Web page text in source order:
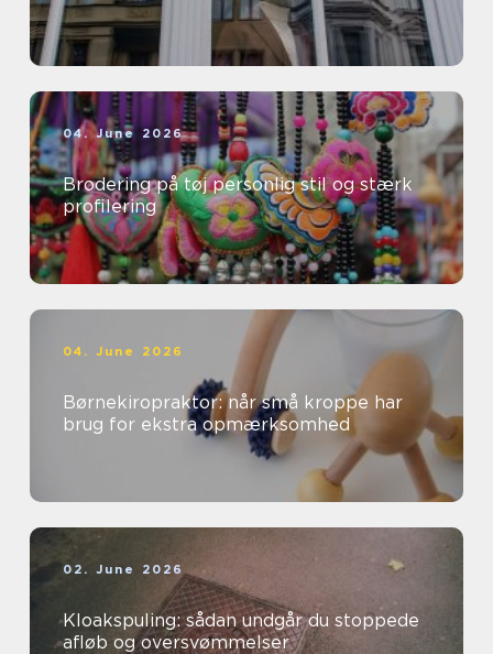
04. June 2026
Brodering på tøj personlig stil og stærk
profilering
04. June 2026
Børnekiropraktor: når små kroppe har
brug for ekstra opmærksomhed
02. June 2026
Kloakspuling: sådan undgår du stoppede
afløb og oversvømmelser